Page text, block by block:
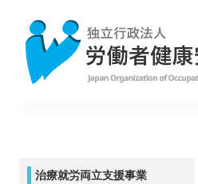
治療就労両立支援事業